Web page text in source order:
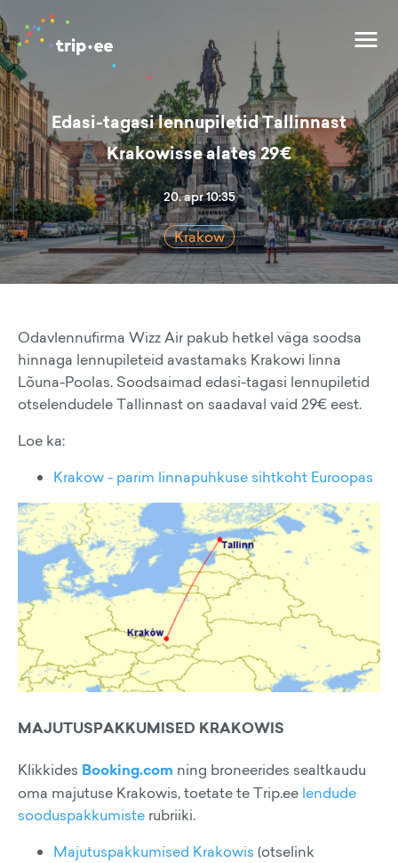
Edasi-tagasi lennupiletid Tallinnast
Krakowisse alates 29€
20. apr 10:35
Krakow
Odavlennufirma Wizz Air pakub hetkel väga soodsa
hinnaga lennupileteid avastamaks Krakowi linna
Lõuna-Poolas. Soodsaimad edasi-tagasi lennupiletid
otselendudele Tallinnast on saadaval vaid 29€ eest.
Loe ka:
Krakow - parim linnapuhkuse sihtkoht Euroopas
MAJUTUSPAKKUMISED KRAKOWIS
Klikkides Booking.com ning broneerides sealtkaudu
oma majutuse Krakowis, toetate te Trip.ee lendude
sooduspakkumiste rubriiki.
Majutuspakkumised Krakowis (otselink